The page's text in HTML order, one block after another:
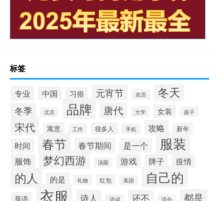
标签
专业 中国 习俗 元宵节 农历 冬天
冬季 北京 品牌 唐代 大学 女装 孩子
宋代 寓意 工作 很多人 手机 攻略 新年
时间 春节 春节期间 是一个 服装
服饰 梦幻西游 汤圆 游戏 牌子 疫情
的人 的是 礼物 红包 美国 自己的
英语 衣服 诗人 诗词 还不 适合 都是